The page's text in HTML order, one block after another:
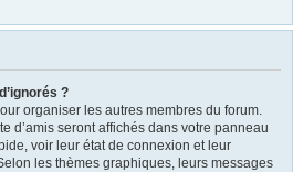
?
organiser les autres membres du forum.
d’amis seront affichés dans votre panneau
voir leur état de connexion et leur
les thèmes graphiques, leurs messages